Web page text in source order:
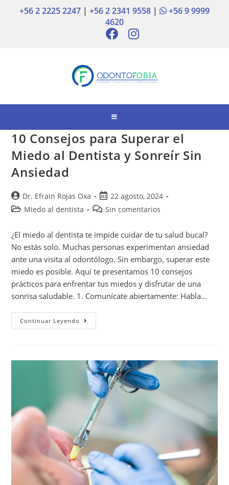
+56 2 2225 2247 | +56 2 2341 9558 |
+56 9 9999
4620
10 Consejos para Superar el
Miedo al Dentista y Sonreír Sin
Ansiedad
Dr. Efrain Rojas Oxa
22 agosto, 2024
Miedo al dentista
Sin comentarios
¿El miedo al dentista te impide cuidar de tu salud bucal?
No estás solo. Muchas personas experimentan ansiedad
ante una visita al odontólogo. Sin embargo, superar este
miedo es posible. Aquí te presentamos 10 consejos
prácticos para enfrentar tus miedos y disfrutar de una
sonrisa saludable. 1. Comunícate abiertamente: Habla…
Continuar Leyendo